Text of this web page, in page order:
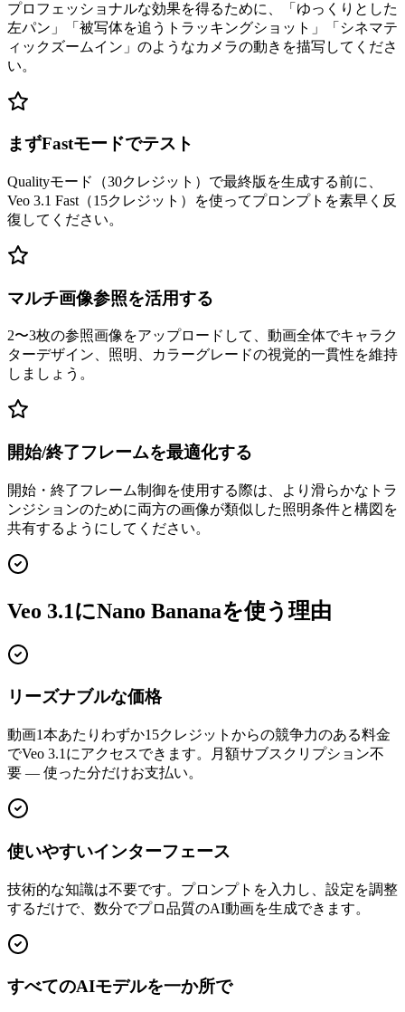
プロフェッショナルな効果を得るために、「ゆっくりとした
左パン」「被写体を追うトラッキングショット」「シネマテ
ィックズームイン」のようなカメラの動きを描写してくださ
い。
まずFastモードでテスト
Qualityモード（30クレジット）で最終版を生成する前に、
Veo 3.1 Fast（15クレジット）を使ってプロンプトを素早く反
復してください。
マルチ画像参照を活用する
2〜3枚の参照画像をアップロードして、動画全体でキャラク
ターデザイン、照明、カラーグレードの視覚的一貫性を維持
しましょう。
開始/終了フレームを最適化する
開始・終了フレーム制御を使用する際は、より滑らかなトラ
ンジションのために両方の画像が類似した照明条件と構図を
共有するようにしてください。
Veo 3.1にNano Bananaを使う理由
リーズナブルな価格
動画1本あたりわずか15クレジットからの競争力のある料金
でVeo 3.1にアクセスできます。月額サブスクリプション不
要 — 使った分だけお支払い。
使いやすいインターフェース
技術的な知識は不要です。プロンプトを入力し、設定を調整
するだけで、数分でプロ品質のAI動画を生成できます。
すべてのAIモデルを一か所で